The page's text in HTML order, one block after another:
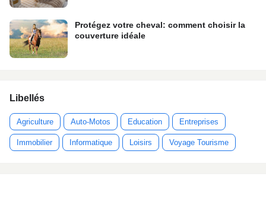
Protégez votre cheval: comment choisir la
couverture idéale
Libellés
Agriculture Auto-Motos Education Entreprises
Immobilier Informatique Loisirs Voyage Tourisme